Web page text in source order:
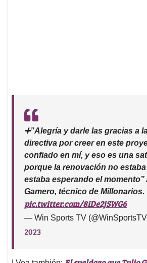
➕”Alegría y darle las gracias a
directiva por creer en este
confiado en mí, y eso es una
porque la renovación no
estaba esperando el momento”
Gamero, técnico de Millonarios.
pic.twitter.com/8iDe2jSWG6
— Win Sports TV
2023